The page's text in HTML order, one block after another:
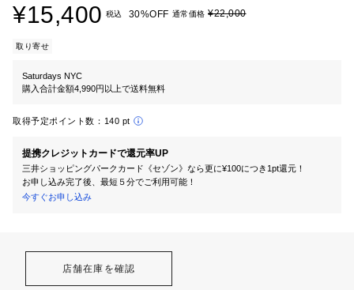
¥15,400 税込 30%OFF 通常価格 ¥22,000
取り寄せ
Saturdays NYC
購入合計金額4,990円以上で送料無料
取得予定ポイント数： 140 pt
提携クレジットカードで還元率UP
三井ショッピングパークカード《セゾン》なら更に¥100につき1pt還元！
お申し込み完了後、最短５分でご利用可能！
今すぐお申し込み
店舗在庫を確認